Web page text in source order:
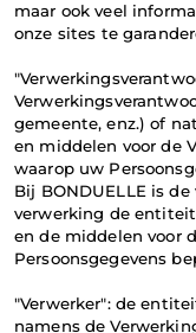
maar ook veel
onze sites te
gemeente, enz.) of
en middelen voor de
waarop uw
Bij BONDUELLE is
verwerking de entiteit
en de middelen voor
Persoonsgegevens
"Verwerker": de
namens de